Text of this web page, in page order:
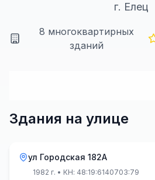
г. Елец
8 многоквартирных
зданий
Здания на улице
ул Городская 182А
1982 г. • КН: 48:19:6140703:79